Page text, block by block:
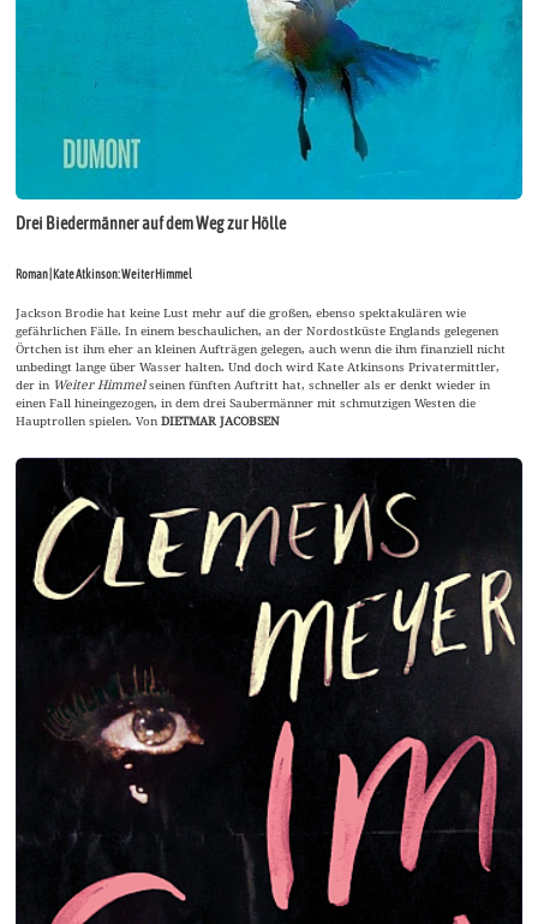
Drei Biedermänner auf dem Weg zur Hölle
Roman | Kate Atkinson: Weiter Himmel
Jackson Brodie hat keine Lust mehr auf die großen, ebenso spektakulären wie
gefährlichen Fälle. In einem beschaulichen, an der Nordostküste Englands gelegenen
Örtchen ist ihm eher an kleinen Aufträgen gelegen, auch wenn die ihm finanziell nicht
unbedingt lange über Wasser halten. Und doch wird Kate Atkinsons Privatermittler,
der in Weiter Himmelseinen fünften Auftritt hat, schneller als er denkt wieder in
einen Fall hineingezogen, in dem drei Saubermänner mit schmutzigen Westen die
Hauptrollen spielen. VonDIETMAR JACOBSEN